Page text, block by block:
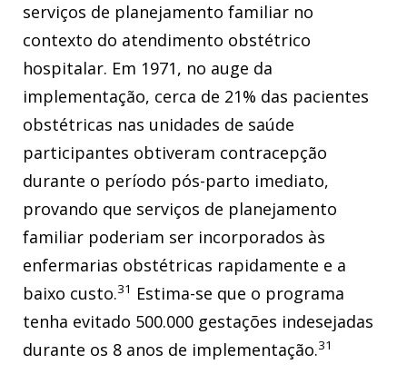
serviços de planejamento familiar no
contexto do atendimento obstétrico
hospitalar. Em 1971, no auge da
implementação, cerca de 21% das pacientes
obstétricas nas unidades de saúde
participantes obtiveram contracepção
durante o período pós-parto imediato,
provando que serviços de planejamento
familiar poderiam ser incorporados às
enfermarias obstétricas rapidamente e a
baixo custo.31 Estima-se que o programa
tenha evitado 500.000 gestações indesejadas
durante os 8 anos de implementação.31